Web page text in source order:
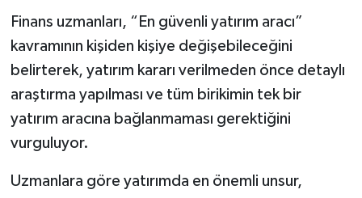
Finans uzmanları, “En güvenli yatırım aracı”
kavramının kişiden kişiye değişebileceğini
belirterek, yatırım kararı verilmeden önce detaylı
araştırma yapılması ve tüm birikimin tek bir
yatırım aracına bağlanmaması gerektiğini
vurguluyor.
Uzmanlara göre yatırımda en önemli unsur,